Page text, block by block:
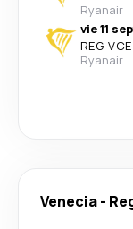
Ryanair
vie 11
REG-VCE·
Ryanair
Venecia-